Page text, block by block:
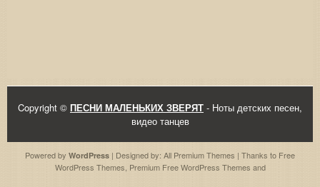
Copyright © ПЕСНИ МАЛЕНЬКИХ ЗВЕРЯТ - Ноты детских песен,
видео танцев
Powered by WordPress | Designed by: All Premium Themes | Thanks to Free
WordPress Themes Premium Free WordPress Themes and